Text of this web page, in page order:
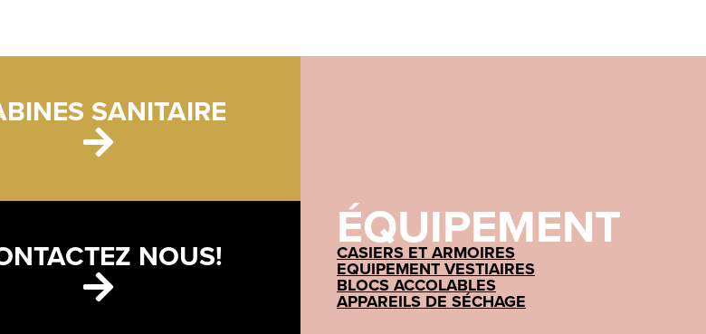
SANITAIRE
NOUS! ÉQUIPEMENT
CASIERS ET ARMOIRES
EQUIPEMENT VESTIAIRES
BLOCS ACCOLABLES
APPAREILS DE SÉCHAGE